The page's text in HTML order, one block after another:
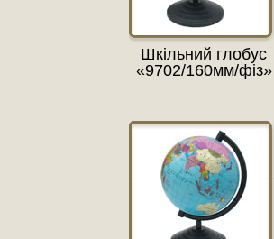
Шкільний глобус
«9702/160мм/фіз»